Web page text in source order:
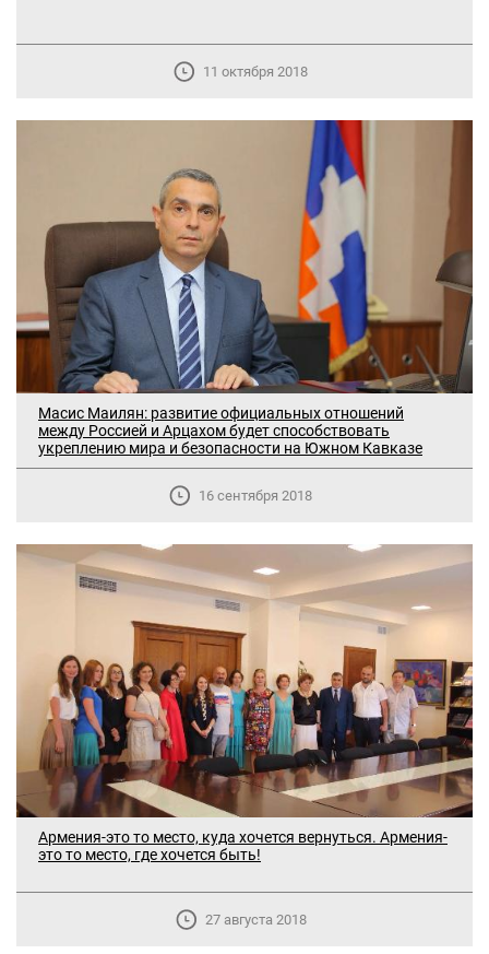
11 октября 2018
Масис Маилян: развитие официальных отношений
между Россией и Арцахом будет способствовать
укреплению мира и безопасности на Южном Кавказе
16 сентября 2018
Армения-это то место, куда хочется вернуться. Армения-
это то место, где хочется быть!
27 августа 2018